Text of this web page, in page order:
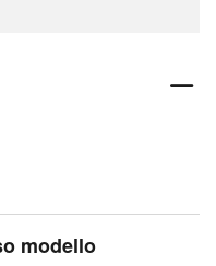
modello